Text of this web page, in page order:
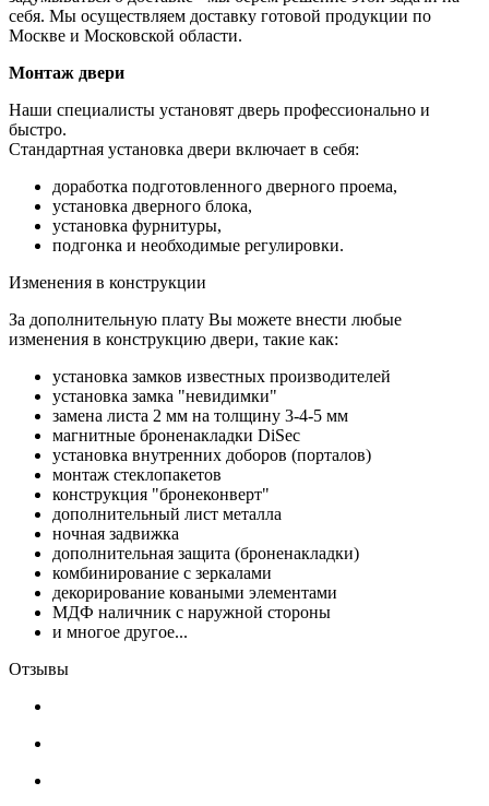
себя. Мы осуществляем доставку готовой продукции по
Москве и Московской области.
Монтаж двери
Наши специалисты установят дверь профессионально и
быстро.
Стандартная установка двери включает в себя:
доработка подготовленного дверного проема,
установка дверного блока,
установка фурнитуры,
подгонка и необходимые регулировки.
Изменения в конструкции
За дополнительную плату Вы можете внести любые
изменения в конструкцию двери, такие как:
установка замков известных производителей
установка замка "невидимки"
замена листа 2 мм на толщину 3-4-5 мм
магнитные броненакладки DiSec
установка внутренних доборов (порталов)
монтаж стеклопакетов
конструкция "бронеконверт"
дополнительный лист металла
ночная задвижка
дополнительная защита (броненакладки)
комбинирование с зеркалами
декорирование коваными элементами
МДФ наличник с наружной стороны
и многое другое...
Отзывы